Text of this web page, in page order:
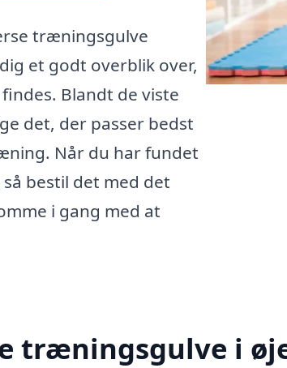
træningsgulve
et godt overblik over,
Blandt de viste
det, der passer bedst
Når du har fundet
bestil det med det
i gang med at
træningsgulve i